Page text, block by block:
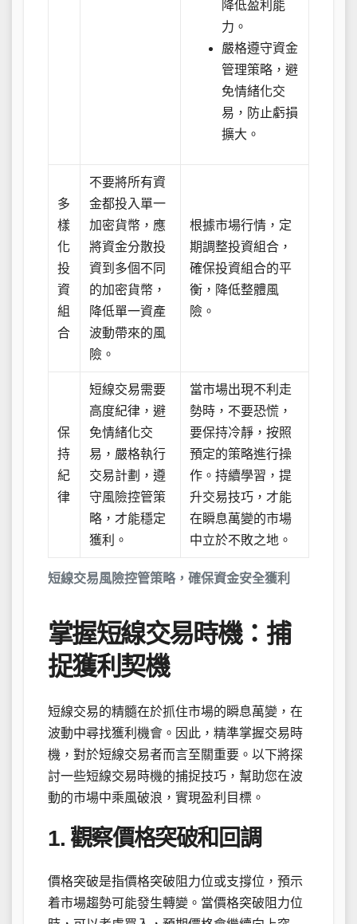
短線交易風險控管策略，確保資金安全獲利
降低盈利能
力。
嚴格遵守資金
管理策略，避
免情緒化交
易，防止虧損
擴大。
多
樣
化
投
資
組
合
不要將所有資
金都投入單一
加密貨幣，應
將資金分散投
資到多個不同
的加密貨幣，
降低單一資產
波動帶來的風
險。
根據市場行情，定
期調整投資組合，
確保投資組合的平
衡，降低整體風
險。
保
持
紀
律
短線交易需要
高度紀律，避
免情緒化交
易，嚴格執行
交易計劃，遵
守風險控管策
略，才能穩定
獲利。
當市場出現不利走
勢時，不要恐慌，
要保持冷靜，按照
預定的策略進行操
作。持續學習，提
升交易技巧，才能
在瞬息萬變的市場
中立於不敗之地。
掌握短線交易時機：捕
捉獲利契機
短線交易的精髓在於抓住市場的瞬息萬變，在
波動中尋找獲利機會。因此，精準掌握交易時
機，對於短線交易者而言至關重要。以下將探
討一些短線交易時機的捕捉技巧，幫助您在波
動的市場中乘風破浪，實現盈利目標。
1. 觀察價格突破和回調
價格突破是指價格突破阻力位或支撐位，預示
着市場趨勢可能發生轉變。當價格突破阻力位